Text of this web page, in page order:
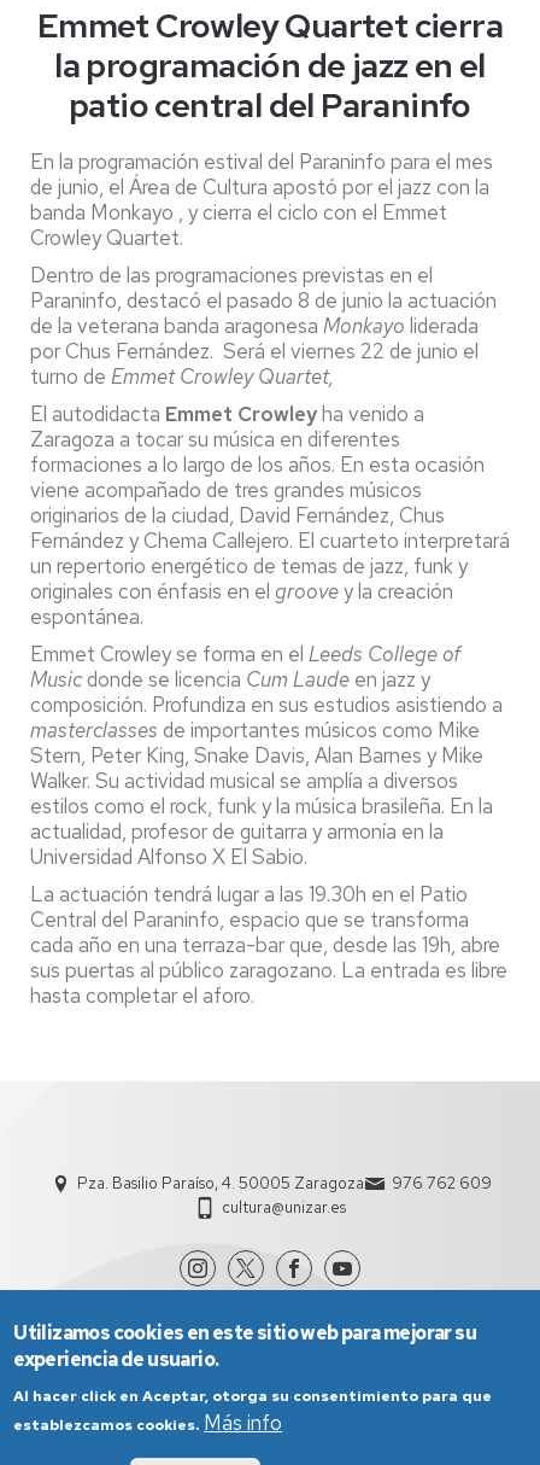
Emmet Crowley Quartet cierra
la programación de jazz en el
patio central del Paraninfo
En la programación estival del Paraninfo para el mes
de junio, el Área de Cultura apostó por el jazz con la
banda Monkayo , y cierra el ciclo con el Emmet
Crowley Quartet.
Dentro de las programaciones previstas en el
Paraninfo, destacó el pasado 8 de junio la actuación
de la veterana banda aragonesa Monkayo liderada
por Chus Fernández. Será el viernes 22 de junio el
turno de Emmet Crowley Quartet,
El autodidacta Emmet Crowleyha venido a
Zaragoza a tocar su música en diferentes
formaciones a lo largo de los años. En esta ocasión
viene acompañado de tres grandes músicos
originarios de la ciudad, David Fernández, Chus
Fernández y Chema Callejero. El cuarteto interpretará
un repertorio energético de temas de jazz, funk y
originales con énfasis en el groovey la creación
espontánea.
Emmet Crowley se forma en el Leeds College of
Musicdonde se licencia Cum Laude en jazz y
composición. Profundiza en sus estudios asistiendo a
masterclasses de importantes músicos como Mike
Stern, Peter King, Snake Davis, Alan Barnes y Mike
Walker. Su actividad musical se amplía a diversos
estilos como el rock, funk y la música brasileña. En la
actualidad, profesor de guitarra y armonía en la
Universidad Alfonso X El Sabio.
La actuación tendrá lugar a las 19.30h en el Patio
Central del Paraninfo, espacio que se transforma
cada año en una terraza-bar que, desde las 19h, abre
sus puertas al público zaragozano. La entrada es libre
hasta completar el aforo.
Pza. Basilio Paraíso, 4. 50005 Zaragoza
976 762 609
cultura@unizar.es
Utilizamos cookies en este sitio web para mejorar su
experiencia de usuario.
Al hacer click en Aceptar, otorga su consentimiento para que
establezcamos cookies. Más info